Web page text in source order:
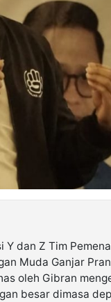
Y dan Z Tim
Muda Ganjar
oleh Gibran
besar dimasa